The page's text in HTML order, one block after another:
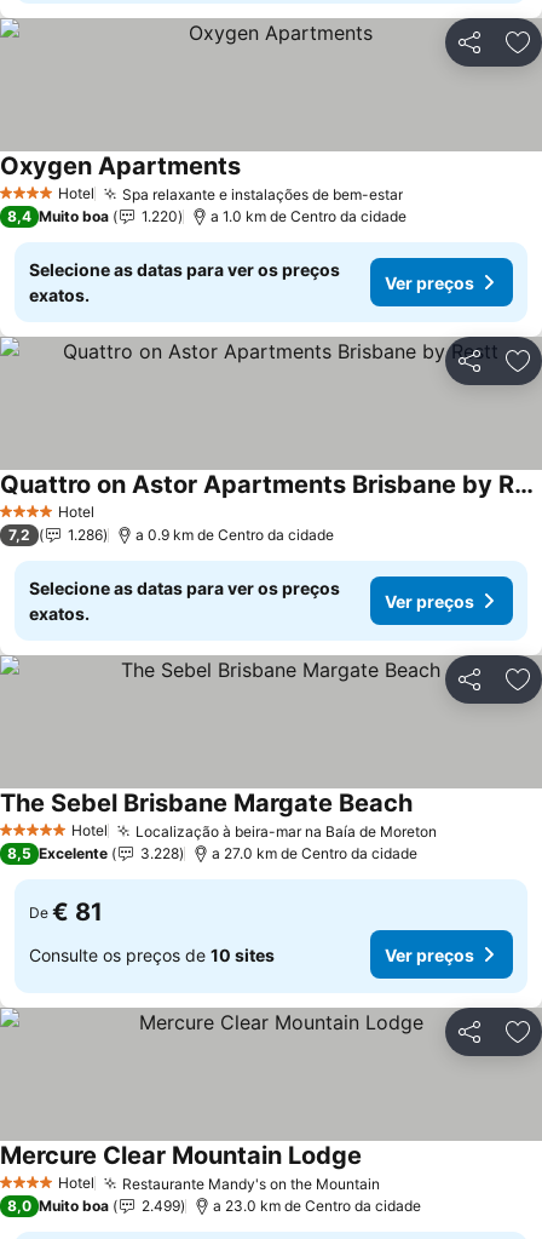
Partilhar
4 EstrelasHotel Spa relaxante e instalações de bem-estarVer preços
Oxygen ApartmentsVer preços
8,4 Muito boa 1.220 a 1.0 km de Centro da cidade
Selecione as datas para ver os preços
exatos.
Ver preços
Partilhar
4 EstrelasHotel
Quattro on Astor Apartments Brisbane by Restt
Ver preços
7,2 1.286 a 0.9 km de Centro da cidade
Selecione as datas para ver os preços
exatos.
Ver preços
Partilhar
5 Estrelas Hotel Localização à beira-mar na Baía de Moreton
The Sebel Brisbane Margate BeachVer preços
8,5 Excelente 3.228 a 27.0 km de Centro da cidade
De € 81
Consulte os preços de 10 sites Ver preços
Partilhar
4 EstrelasHotel Restaurante Mandy's on the Mountain
Mercure Clear Mountain Lodge
8,0 Muito boa 2.499 a 23.0 km de Centro da cidade